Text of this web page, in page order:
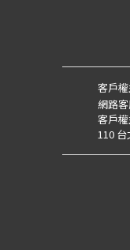
客戶
網路客
客戶權
110